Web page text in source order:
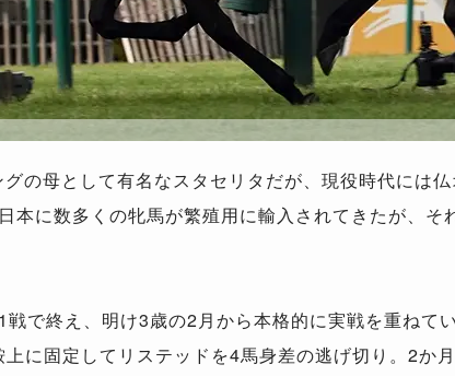
の母として有名なスタセリタだが、現役時代には
本に数多くの牝馬が繁殖用に輸入されてきたが、そ
で終え、明け3歳の2月から本格的に実戦を重ねて
に固定してリステッドを4馬身差の逃げ切り。2か